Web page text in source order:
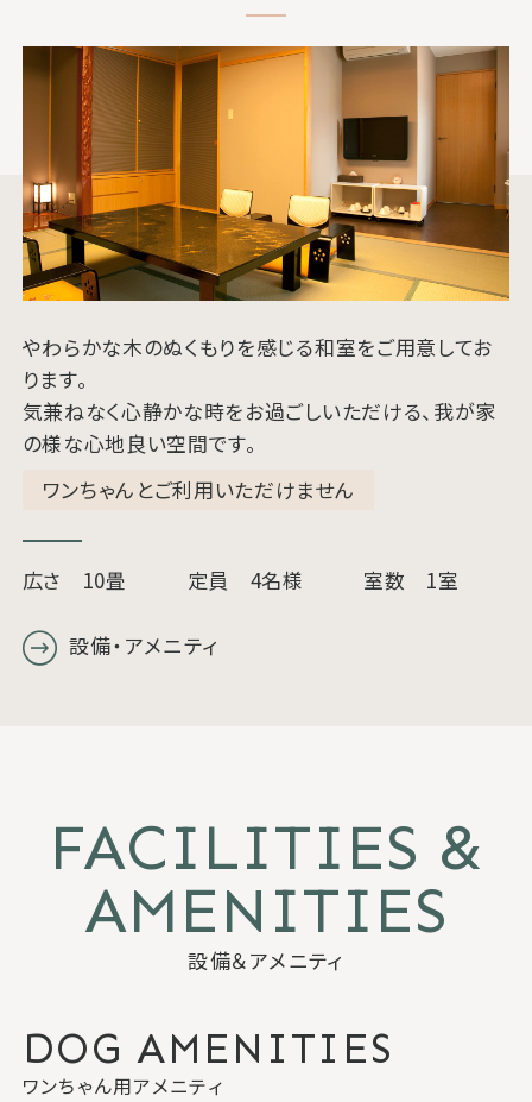
やわらかな木のぬくもりを感じる和室をご用意してお
ります。
気兼ねなく心静かな時をお過ごしいただける、我が家
の様な心地良い空間です。
ワンちゃんとご利用いただけません
広さ 10畳 定員 4名様 室数 1室
設備・アメニティ
FACILITIES &
AMENITIES
設備＆アメニティ
DOG AMENITIES
ワンちゃん用アメニティ